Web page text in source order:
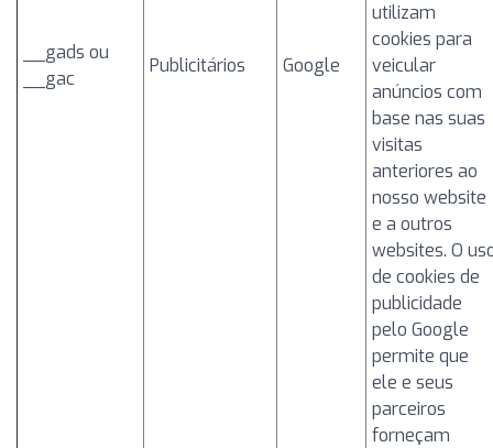
__gads ou
__gac
Publicitários Google
utilizam
cookies para
veicular
anúncios com
base nas suas
visitas
anteriores ao
nosso website
e a outros
websites. O
de cookies de
publicidade
pelo Google
permite que
ele e seus
parceiros
forneçam